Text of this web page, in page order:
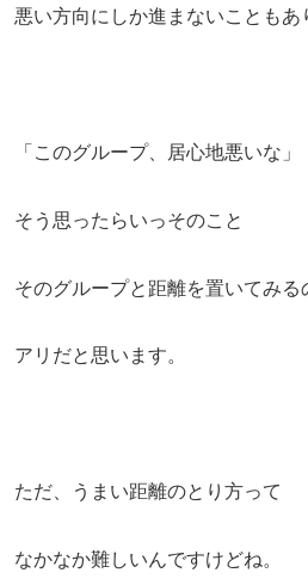
悪い方向にしか進まないこともあ
「このグループ、居心地悪いな」
そう思ったらいっそのこと
そのグループと距離を置いてみる
アリだと思います。
ただ、うまい距離のとり方って
なかなか難しいんですけどね。